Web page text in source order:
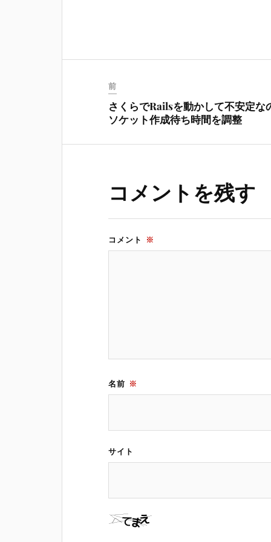
前
さくらでRailsを動かして不安定な
ソケット作成待ち時間を調整
コメントを残す
コメント ※
名前 ※
サイト